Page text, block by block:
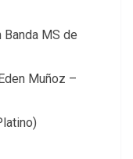
Banda MS de
Muñoz –